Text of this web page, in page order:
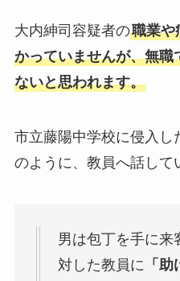
大内紳司容疑者の職業や
かっていませんが、無職
ないと思われます。
市立藤陽中学校に侵入し
のように、教員へ話して
男は包丁を手に来
対した教員に 「